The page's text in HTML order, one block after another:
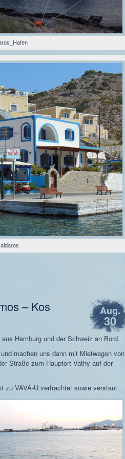
– Kos Aug.
30
Hamburg und der Schweiz an Bord.
machen uns dann mit Mietwagen von
Straße zum Hauptort Vathy auf der
zu VAVA-U verfrachtet sowie verstaut.